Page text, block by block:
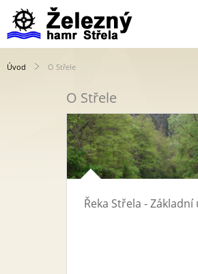
Úvod O Střele
O Střele
Řeka Střela - Základní